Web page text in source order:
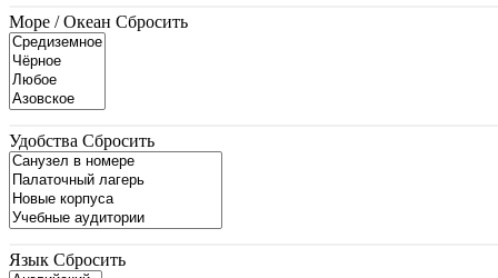
Море / Океан Сбросить
Удобства Сбросить
Язык Сбросить